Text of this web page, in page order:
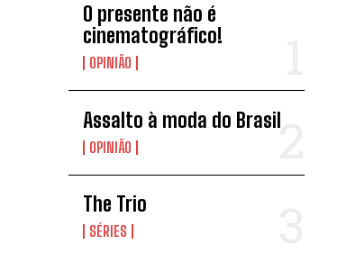
O presente não é
cinematográfico!
OPINIÃO
Assalto à moda do Brasil
OPINIÃO
The Trio
SÉRIES